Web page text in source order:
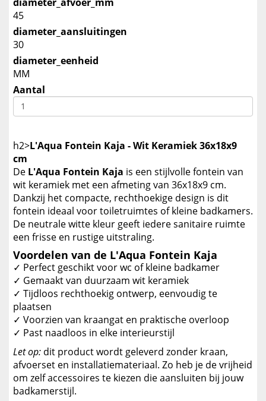
45
diameter_aansluitingen
30
diameter_eenheid
MM
Aantal
h2>L'Aqua Fontein Kaja - Wit Keramiek 36x18x9
cm
De L'Aqua Fontein Kaja is een stijlvolle fontein van
wit keramiek met een afmeting van 36x18x9 cm.
Dankzij het compacte, rechthoekige design is dit
fontein ideaal voor toiletruimtes of kleine badkamers.
De neutrale witte kleur geeft iedere sanitaire ruimte
een frisse en rustige uitstraling.
Voordelen van de L'Aqua Fontein Kaja
✓ Perfect geschikt voor wc of kleine badkamer
✓ Gemaakt van duurzaam wit keramiek
✓ Tijdloos rechthoekig ontwerp, eenvoudig te
plaatsen
✓ Voorzien van kraangat en praktische overloop
✓ Past naadloos in elke interieurstijl
Let op: dit product wordt geleverd zonder kraan,
afvoerset en installatiemateriaal. Zo heb je de vrijheid
om zelf accessoires te kiezen die aansluiten bij jouw
badkamerstijl.